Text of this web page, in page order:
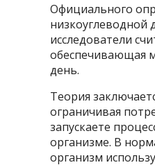
Официального
низкоуглеводной
исследователи
обеспечивающая
день.
Теория
ограничивая
запускаете
организме. В
организм